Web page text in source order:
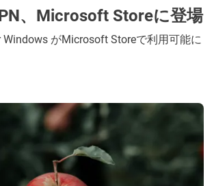
、Microsoft Storeに登場
Windows がMicrosoft Storeで利用可能に